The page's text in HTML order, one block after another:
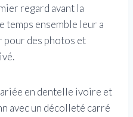
regard avant la
temps ensemble leur a
pour des photos et
en dentelle ivoire et
avec un décolleté carré